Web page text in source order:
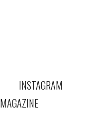
INSTAGRAM
MAGAZINE